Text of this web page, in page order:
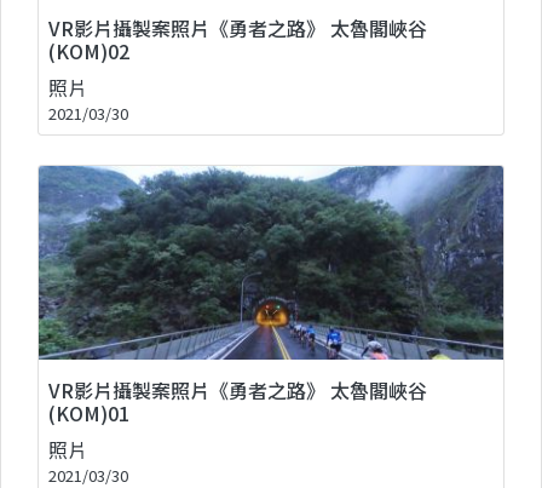
VR影片攝製案照片《勇者之路》 太魯閣峽谷
(KOM)02
照片
2021/03/30
VR影片攝製案照片《勇者之路》 太魯閣峽谷
(KOM)01
照片
2021/03/30